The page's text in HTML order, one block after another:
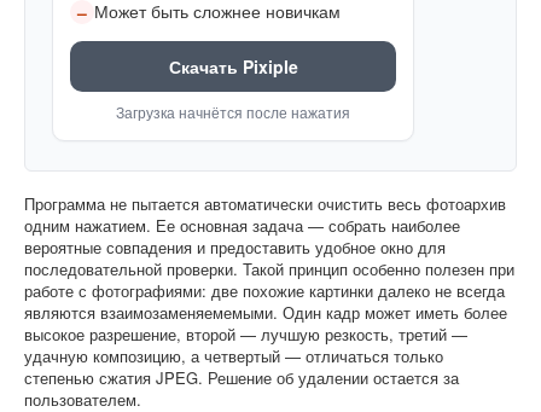
– Может быть сложнее новичкам
Скачать Pixiple
Загрузка начнётся после нажатия
Программа не пытается автоматически очистить весь фотоархив
одним нажатием. Ее основная задача — собрать наиболее
вероятные совпадения и предоставить удобное окно для
последовательной проверки. Такой принцип особенно полезен при
работе с фотографиями: две похожие картинки далеко не всегда
являются взаимозаменяемемыми. Один кадр может иметь более
высокое разрешение, второй — лучшую резкость, третий —
удачную композицию, а четвертый — отличаться только
степенью сжатия JPEG. Решение об удалении остается за
пользователем.